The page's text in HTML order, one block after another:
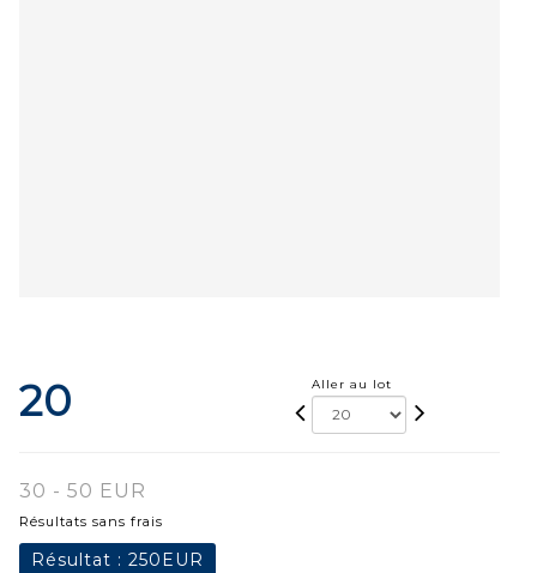
20 Aller au lot
30 - 50 EUR
Résultats sans frais
Résultat : 250EUR